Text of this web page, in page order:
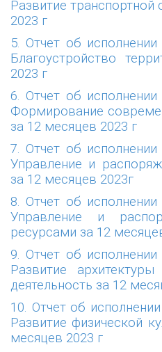
Развитие
2023 г
5. Отчет об
Благоустройство
2023 г
6. Отчет об
Формирование
за 12 месяцев 2023 г
7. Отчет об
Управление и
за 12 месяцев 2023г
8. Отчет об
Управление и
ресурсами за 12
9. Отчет об
Развитие
деятельность за 12
10. Отчет об
Развитие физической
месяцев 2023 г